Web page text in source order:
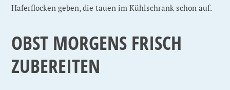
Haferflocken geben, die tauen im Kühlschrank schon auf.
OBST MORGENS FRISCH
ZUBEREITEN